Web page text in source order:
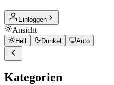
Einloggen
Ansicht
Hell Dunkel Auto
Kategorien